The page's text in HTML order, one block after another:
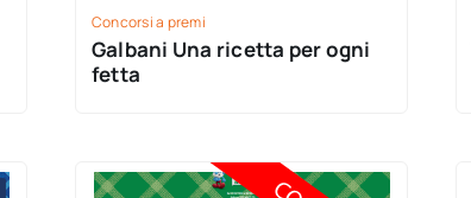
Concorsi a premi
Galbani Una ricetta per ogni
fetta